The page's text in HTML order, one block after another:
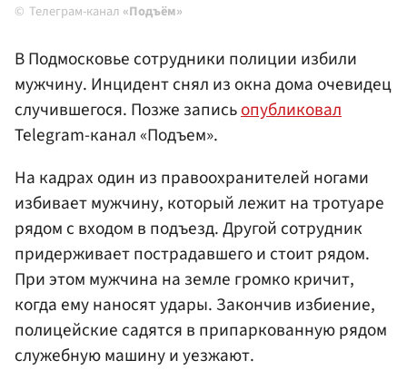
Телеграм-канал «Подъём»
В Подмосковье сотрудники полиции избили
мужчину. Инцидент снял из окна дома очевидец
случившегося. Позже записьопубликовал
Telegram-канал «Подъем».
На кадрах один из правоохранителей ногами
избивает мужчину, который лежит на тротуаре
рядом с входом в подъезд. Другой сотрудник
придерживает пострадавшего и стоит рядом.
При этом мужчина на земле громко кричит,
когда ему наносят удары. Закончив избиение,
полицейские садятся в припаркованную рядом
служебную машину и уезжают.